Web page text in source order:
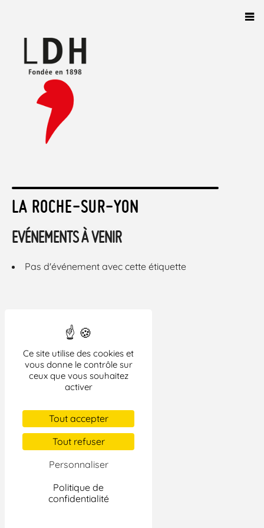
Ce site utilise des cookies et
vous donne le contrôle sur
ceux que vous souhaitez
activer
Tout accepter
Tout refuser
Personnaliser
Politique de
confidentialité
LA ROCHE-SUR-YON
EVÉNEMENTS À VENIR
Pas d'événement avec cette étiquette